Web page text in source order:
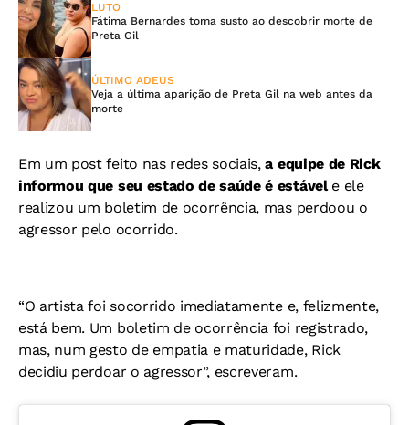
LUTO
Fátima Bernardes toma susto ao descobrir morte de
Preta Gil
ÚLTIMO ADEUS
Veja a última aparição de Preta Gil na web antes da
morte
Em um post feito nas redes sociais,a equipe de Rick
informou que seu estado de saúde é estável e ele
realizou um boletim de ocorrência, mas perdoou o
agressor pelo ocorrido.
“O artista foi socorrido imediatamente e, felizmente,
está bem. Um boletim de ocorrência foi registrado,
mas, num gesto de empatia e maturidade, Rick
decidiu perdoar o agressor”, escreveram.